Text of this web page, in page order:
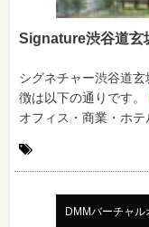
Signature渋谷道玄
シグネチャー渋谷道
徴は以下の通りです。
オフィス・商業・ホテ
DMMバーチャル